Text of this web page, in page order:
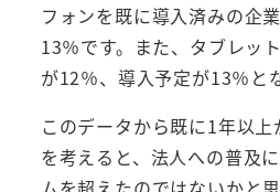
フォンを既に導入済みの企
13％です。また、タブレッ
が12％、導入予定が13％と
このデータから既に1年以
を考えると、法人への普及